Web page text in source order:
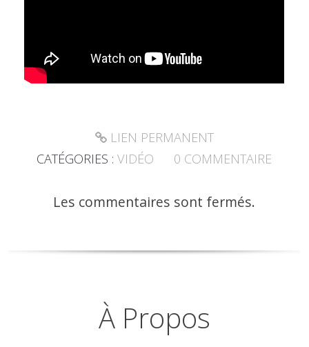
LIEN PERMANENT
CATÉGORIES : VIDÉO 0 COMMENTAIRE
Les commentaires sont fermés.
À Propos